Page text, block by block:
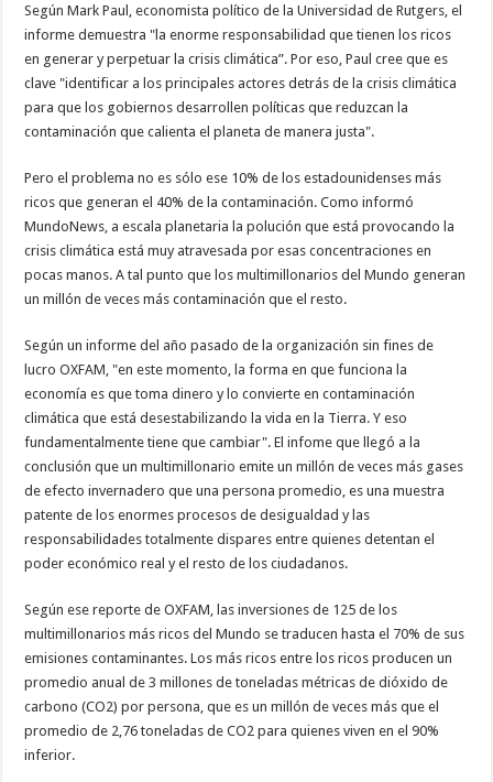
Según Mark Paul, economista político de la Universidad de Rutgers, el
informe demuestra "la enorme responsabilidad que tienen los ricos
en generar y perpetuar la crisis climática”. Por eso, Paul cree que es
clave "identificar a los principales actores detrás de la crisis climática
para que los gobiernos desarrollen políticas que reduzcan la
contaminación que calienta el planeta de manera justa".
Pero el problema no es sólo ese 10% de los estadounidenses más
ricos que generan el 40% de la contaminación. Como informó
MundoNews, a escala planetaria la polución que está provocando la
crisis climática está muy atravesada por esas concentraciones en
pocas manos. A tal punto que los multimillonarios del Mundo generan
un millón de veces más contaminación que el resto.
Según un informe del año pasado de la organización sin fines de
lucro OXFAM, "en este momento, la forma en que funciona la
economía es que toma dinero y lo convierte en contaminación
climática que está desestabilizando la vida en la Tierra. Y eso
fundamentalmente tiene que cambiar". El infome que llegó a la
conclusión que un multimillonario emite un millón de veces más gases
de efecto invernadero que una persona promedio, es una muestra
patente de los enormes procesos de desigualdad y las
responsabilidades totalmente dispares entre quienes detentan el
poder económico real y el resto de los ciudadanos.
Según ese reporte de OXFAM, las inversiones de 125 de los
multimillonarios más ricos del Mundo se traducen hasta el 70% de sus
emisiones contaminantes. Los más ricos entre los ricos producen un
promedio anual de 3 millones de toneladas métricas de dióxido de
carbono (CO2) por persona, que es un millón de veces más que el
promedio de 2,76 toneladas de CO2 para quienes viven en el 90%
inferior.